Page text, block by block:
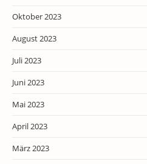
Oktober 2023
August 2023
Juli 2023
Juni 2023
Mai 2023
April 2023
März 2023